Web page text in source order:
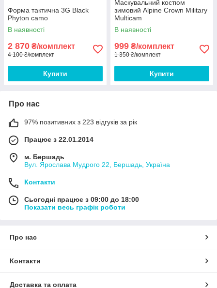
Форма тактична 3G Black
Phyton camo
В наявності
2 870 ₴/комплект
4 100 ₴/комплект
Купити
Маскувальний костюм
зимовий Alpine Crown Military
Multicam
В наявності
999 ₴/комплект
1 350 ₴/комплект
Купити
Про нас
97% позитивних з 223 відгуків за рік
Працює з 22.01.2014
м. Бершадь
Вул. Ярослава Мудрого 22, Бершадь, Україна
Контакти
Сьогодні працює з 09:00 до 18:00
Показати весь графік роботи
Про нас
Контакти
Доставка та оплата